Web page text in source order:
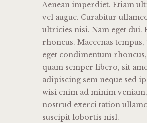
Aenean imperdiet. Etiam
vel augue. Curabitur
ultricies nisi. Nam eget dui.
rhoncus. Maecenas tempus,
eget condimentum
quam semper libero, sit
adipiscing sem neque sed
wisi enim ad minim
nostrud exerci tation
suscipit lobortis nisl.